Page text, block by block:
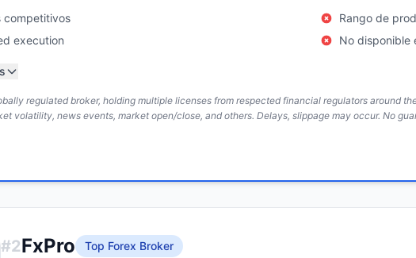
competitivos
execution
Rango de
No disponible
regulated broker, holding multiple licenses from respected financial regulators around
volatility, news events, market open/close, and others. Delays, slippage may occur. No
#2FxPro
Top Forex Broker